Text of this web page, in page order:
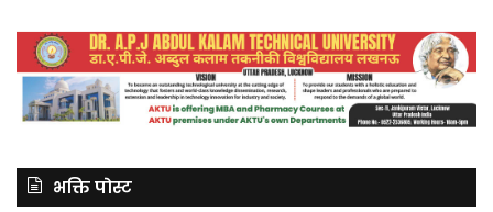
भक्ति पोस्ट